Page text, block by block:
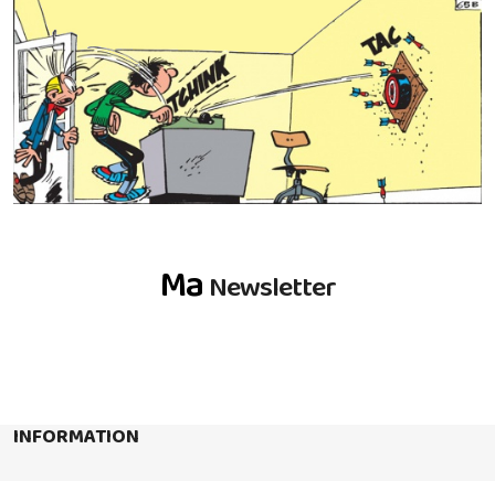
Ma Newsletter
INFORMATION